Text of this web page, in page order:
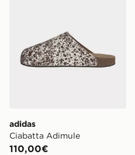
adidas
Ciabatta Adimule
110,00€